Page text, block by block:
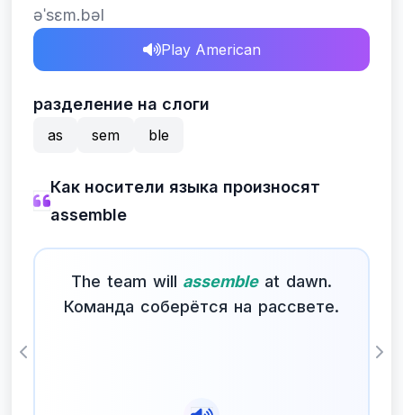
əˈsɛm.bəl
Play American
разделение на слоги
as sem ble
Как носители языка произносят
assemble
The team will assembleat dawn.
Команда соберётся на рассвете.
Previous